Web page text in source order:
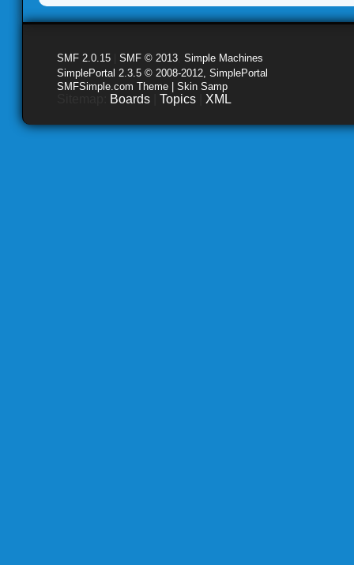
SMF 2.0.15 SMF © 2013 Simple Machines
SimplePortal 2.3.5 © 2008-2012, SimplePortal
SMFSimple.com Theme | Skin Samp
Boards Topics XML